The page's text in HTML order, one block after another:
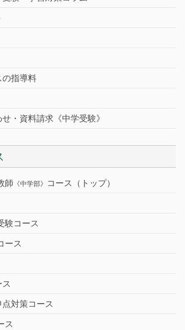
の指導料
・資料請求《中学受験》
師 《中学部》 コース（トップ）
験コース
ース
対策コース
ス